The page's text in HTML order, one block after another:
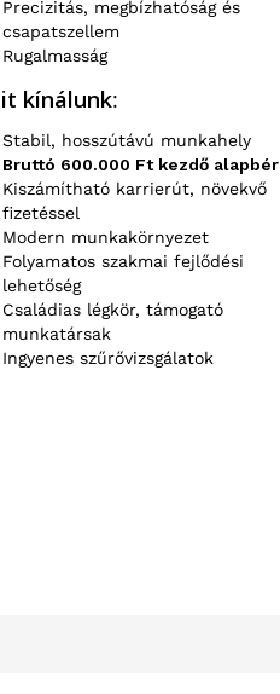
Precizitás, megbízhatóság és
csapatszellem
Rugalmasság
kínálunk:
Stabil, hosszútávú munkahely
Bruttó 600.000 Ft kezdő alapbér
Kiszámítható karrierút, növekvő
fizetéssel
Modern munkakörnyezet
Folyamatos szakmai fejlődési
lehetőség
Családias légkör, támogató
munkatársak
Ingyenes szűrővizsgálatok